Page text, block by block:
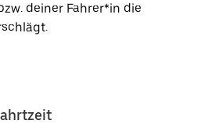
deiner Fahrer*in die